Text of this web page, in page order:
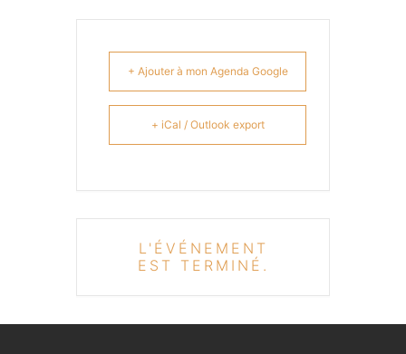
+ Ajouter à mon Agenda Google
+ iCal / Outlook export
L'ÉVÉNEMENT
EST TERMINÉ.